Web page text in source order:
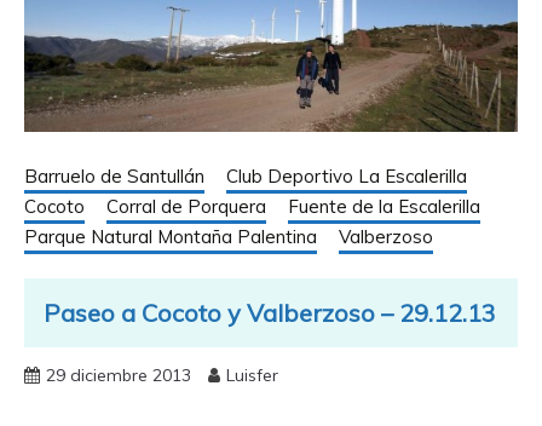
Barruelo de Santullán
Club Deportivo La Escalerilla
Cocoto
Corral de Porquera
Fuente de la Escalerilla
Parque Natural Montaña Palentina
Valberzoso
Paseo a Cocoto y Valberzoso – 29.12.13
29 diciembre 2013 Luisfer